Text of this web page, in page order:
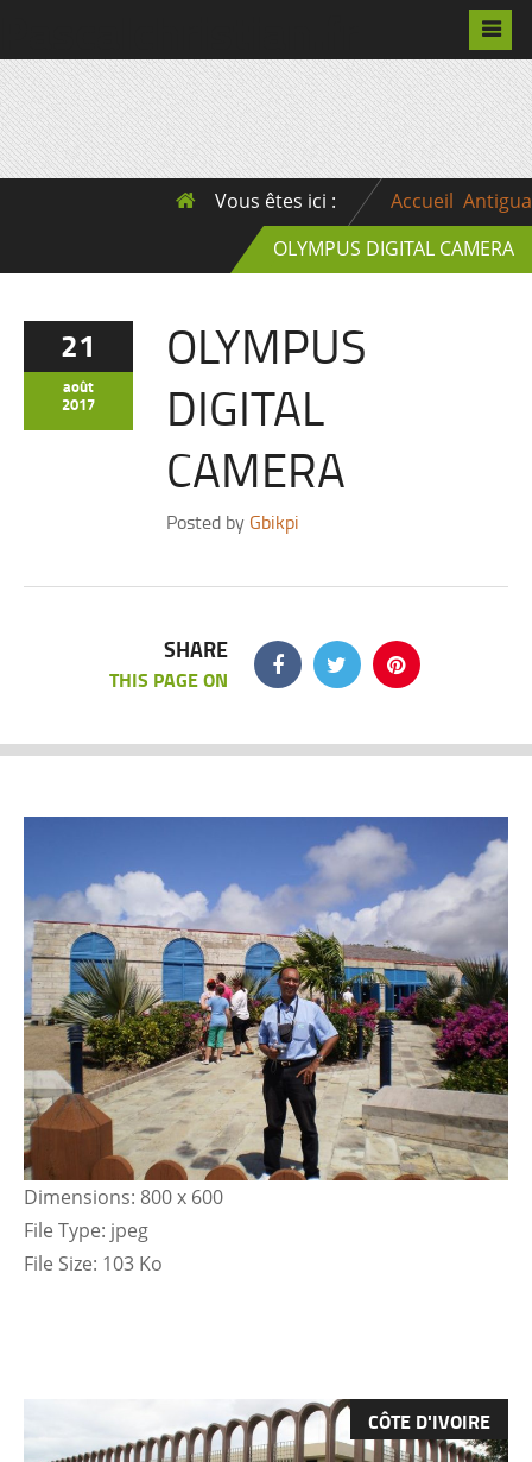
Vous êtes ici : Accueil Antigua
OLYMPUS DIGITAL CAMERA
21
août
2017
OLYMPUS
DIGITAL
CAMERA
Posted by Gbikpi
SHARE
THIS PAGE ON
Dimensions: 800 x 600
File Type: jpeg
File Size: 103 Ko
CÔTE D'IVOIRE